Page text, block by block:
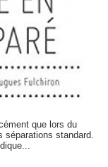
que lors du
séparations standard.